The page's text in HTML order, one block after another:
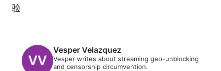
验
Vesper Velazquez
Vesper writes about streaming geo-unblocking
and censorship circumvention.